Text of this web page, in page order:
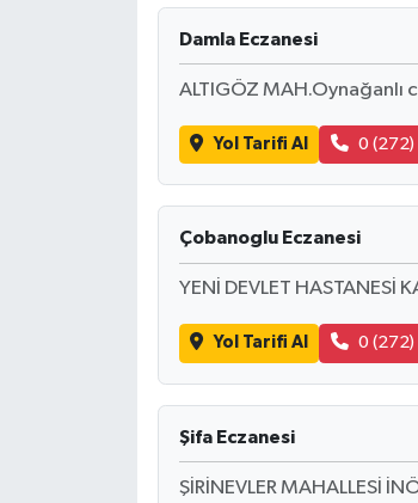
Damla Eczanesi
ALTIGÖZ MAH.Oynağanlı
Yol Tarifi Al 0 (272)
Çobanoglu Eczanesi
YENİ DEVLET HASTANESİ
Yol Tarifi Al 0 (272)
Şifa Eczanesi
ŞİRİNEVLER MAHALLESİ